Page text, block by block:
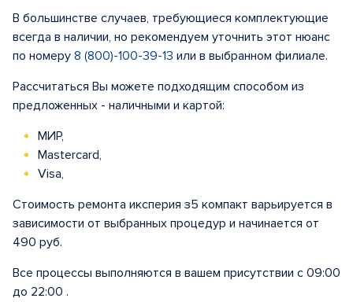
В большинстве случаев, требующиеся комплектующие
всегда в наличии, но рекомендуем уточнить этот нюанс
по номеру 8 (800)-100-39-13 или в выбранном филиале.
Рассчитаться Вы можете подходящим способом из
предложенных - наличными и картой:
МИР,
Mastercard,
Visa,
Стоимость ремонта иксперия з5 компакт варьируется в
зависимости от выбранных процедур и начинается от
490 руб.
Все процессы выполняются в вашем присутствии с 09:00
до 22:00 .